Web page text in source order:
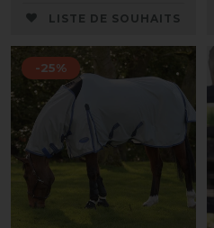
LISTE DE SOUHAITS
-25%